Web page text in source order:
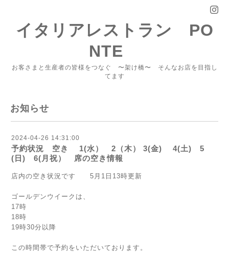
イタリアレストラン PO
NTE
お客さまと生産者の皆様をつなぐ 〜架け橋〜 そんなお店を目指し
てます
お知らせ
2024-04-26 14:31:00
予約状況 空き 1(水） 2（木） 3(金) 4(土) 5
(日) 6(月祝） 席の空き情報
店内の空き状況です 5月1日13時更新
ゴールデンウイークは、
17時
18時
19時30分以降
この時間帯で予約をいただいております。